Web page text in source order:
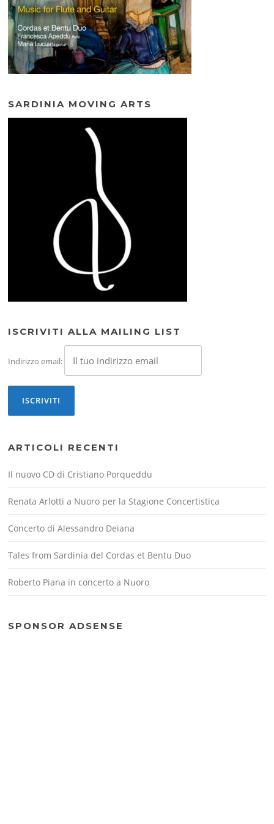
SARDINIA MOVING ARTS
ISCRIVITI ALLA MAILING LIST
Indirizzo email:
ARTICOLI RECENTI
Il nuovo CD di Cristiano Porqueddu
Renata Arlotti a Nuoro per la Stagione Concertistica
Concerto di Alessandro Deiana
Tales from Sardinia del Cordas et Bentu Duo
Roberto Piana in concerto a Nuoro
SPONSOR ADSENSE